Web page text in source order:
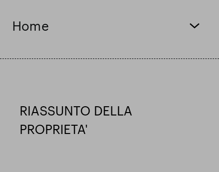
Home
RIASSUNTO DELLA
PROPRIETA'